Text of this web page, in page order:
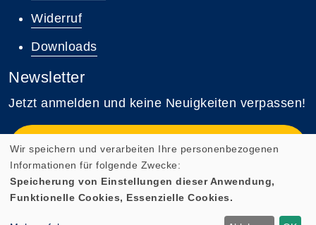
Widerruf
Downloads
Newsletter
Jetzt anmelden und keine Neuigkeiten verpassen!
Zum Newsletter anmelden
Wir speichern und verarbeiten Ihre personenbezogenen
Informationen für folgende Zwecke:
Speicherung von Einstellungen dieser Anwendung,
Funktionelle Cookies, Essenzielle Cookies.